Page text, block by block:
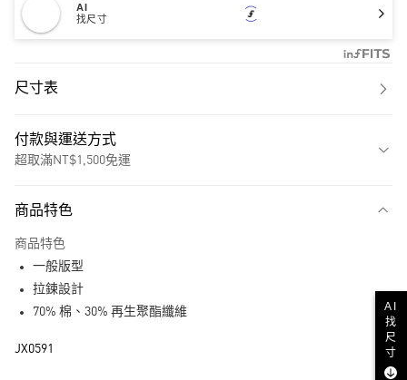
AI
找尺寸
尺寸表
付款與運送方式
超取滿NT$1,500免運
LINE Pay
商品特色
商品特色
一般版型
拉鍊設計
70% 棉、30% 再生聚酯纖維
JX0591
AI
找
尺
寸